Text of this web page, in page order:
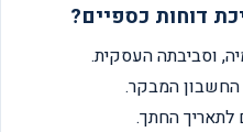
דוחות כספיים?
וסביבתה העסקית.
המבקר.
החתך.